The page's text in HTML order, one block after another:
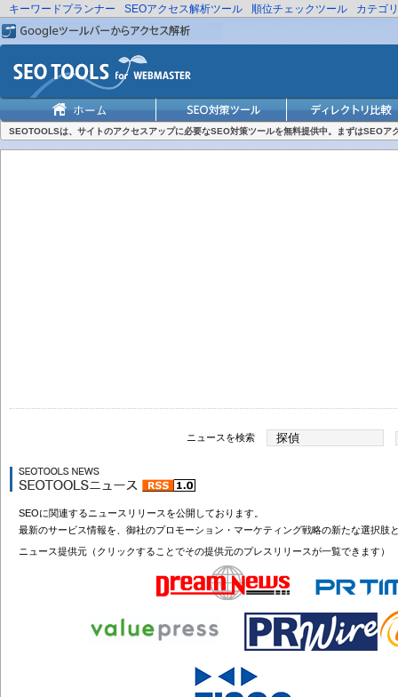
キーワードプランナー SEOアクセス解析ツール 順位チェックツール カテゴ
SEOTOOLSは、サイトのアクセスアップに必要なSEO対策ツールを無料提供中。まずはSEOア
ニュースを検索
SEOに関連するニュースリリースを公開しております。
最新のサービス情報を、御社のプロモーション・マーケティング戦略の新たな選択肢
ニュース提供元（クリックすることでその提供元のプレスリリースが一覧できます）